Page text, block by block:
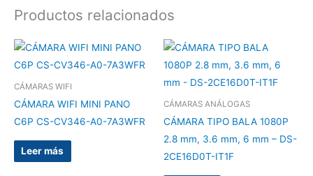
Productos relacionados
CÁMARAS WIFI
CÁMARA WIFI MINI PANO
C6P CS-CV346-A0-7A3WFR
Leer más
CÁMARAS ANÁLOGAS
CÁMARA TIPO BALA 1080P
2.8 mm, 3.6 mm, 6 mm – DS-
2CE16D0T-IT1F